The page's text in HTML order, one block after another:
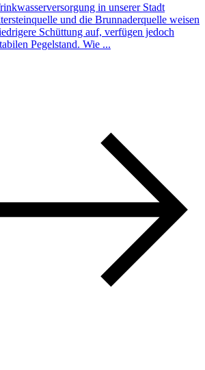
in unserer Stadt
und die Brunnaderquelle weisen
Schüttung auf, verfügen jedoch
Pegelstand. Wie ...